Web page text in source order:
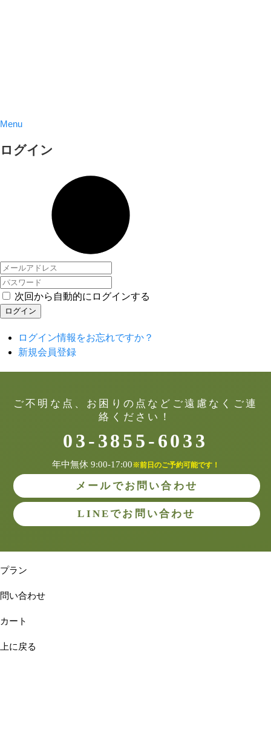
Menu
ログイン
次回から自動的にログインする
ログイン
ログイン情報をお忘れですか？
新規会員登録
ご不明な点、お困りの点などご遠慮なくご連
絡ください！
03-3855-6033
年中無休 9:00-17:00※前日のご予約可能です！
メールでお問い合わせ
LINEでお問い合わせ
プラン
問い合わせ
カート
上に戻る